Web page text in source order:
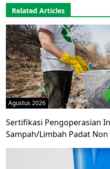
Related Articles
Agustus 2026
Sertifikasi Pengoperasian
Sampah/Limbah Padat Non